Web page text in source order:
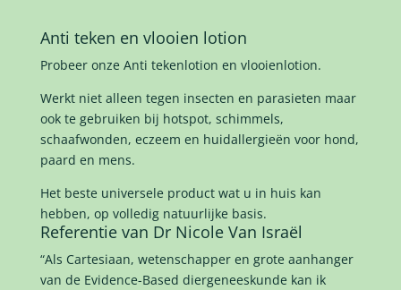
Anti teken en vlooien lotion
Probeer onze Anti tekenlotion en vlooienlotion.
Werkt niet alleen tegen insecten en parasieten maar
ook te gebruiken bij hotspot, schimmels,
schaafwonden, eczeem en huidallergieën voor hond,
paard en mens.
Het beste universele product wat u in huis kan
hebben, op volledig natuurlijke basis.
Referentie van Dr Nicole Van Israël
“Als Cartesiaan, wetenschapper en grote aanhanger
van de Evidence-Based diergeneeskunde kan ik